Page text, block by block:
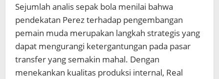
Sejumlah analis sepak bola menilai bahwa
pendekatan Perez terhadap pengembangan
pemain muda merupakan langkah strategis yang
dapat mengurangi ketergantungan pada pasar
transfer yang semakin mahal. Dengan
menekankan kualitas produksi internal, Real